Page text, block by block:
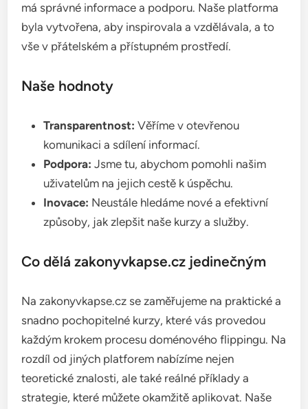
má správné informace a podporu. Naše platforma
byla vytvořena, aby inspirovala a vzdělávala, a to
vše v přátelském a přístupném prostředí.
Naše hodnoty
Transparentnost: Věříme v otevřenou
komunikaci a sdílení informací.
Podpora: Jsme tu, abychom pomohli našim
uživatelům na jejich cestě k úspěchu.
Inovace: Neustále hledáme nové a efektivní
způsoby, jak zlepšit naše kurzy a služby.
Co dělá zakonyvkapse.cz jedinečným
Na zakonyvkapse.cz se zaměřujeme na praktické a
snadno pochopitelné kurzy, které vás provedou
každým krokem procesu doménového flippingu. Na
rozdíl od jiných platforem nabízíme nejen
teoretické znalosti, ale také reálné příklady a
strategie, které můžete okamžitě aplikovat. Naše